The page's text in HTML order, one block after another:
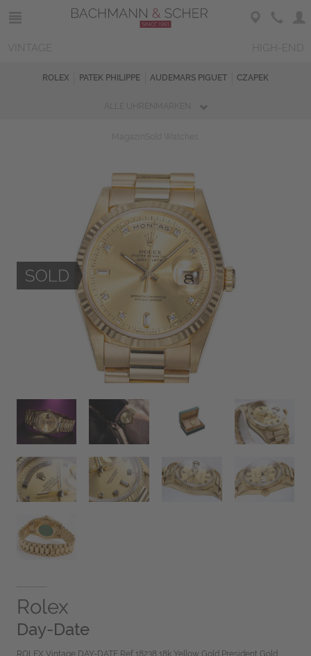
ROLEX PATEK PHILIPPE AUDEMARS PIGUET CZAPEK
Rolex
Day-Date